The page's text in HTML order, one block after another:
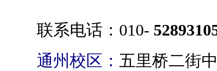
联系电话：010-
通州校区： 五里桥二街